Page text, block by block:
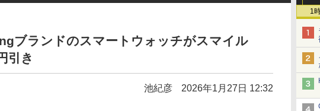
1
ブランドのスマートウォッチがスマイル
引き
池紀彦 2026年1月27日 12:32